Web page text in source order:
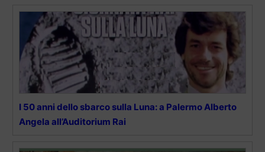
I 50 anni dello sbarco sulla Luna: a Palermo Alberto
Angela all’Auditorium Rai